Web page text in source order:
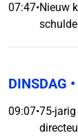
07:47•Nieuw
DINSDAG
09:07•75-